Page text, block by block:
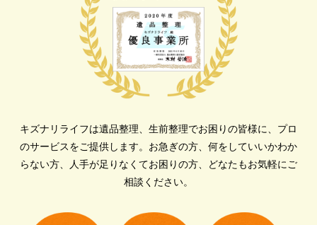
キズナリライフは遺品整理、生前整理でお困りの皆様に、プロ
のサービスをご提供します。 お急ぎの方、何をしていいかわか
らない方、人手が足りなくてお困りの方、どなたもお気軽にご
相談ください。